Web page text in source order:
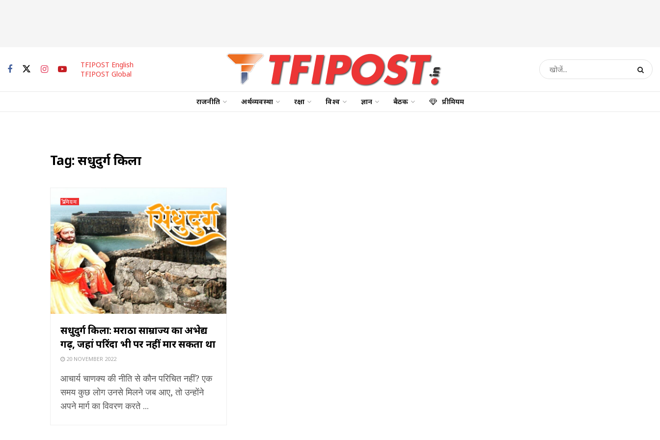
TFIPOST English
TFIPOST Global
राजनीति अर्थव्यवस्था रक्षा विश्व ज्ञान बैठक प्रीमियम
Tag:सिंधुदुर्ग किला
प्रीमियम
सिंधुदुर्ग किला: मराठा साम्राज्य का अभेद्य
गढ़, जहां परिंदा भी पर नहीं मार सकता था
20 NOVEMBER 2022
आचार्य चाणक्य की नीति से कौन परिचित नहीं? एक
समय कुछ लोग उनसे मिलने जब आए, तो उन्होंने
अपने मार्ग का विवरण करते ...